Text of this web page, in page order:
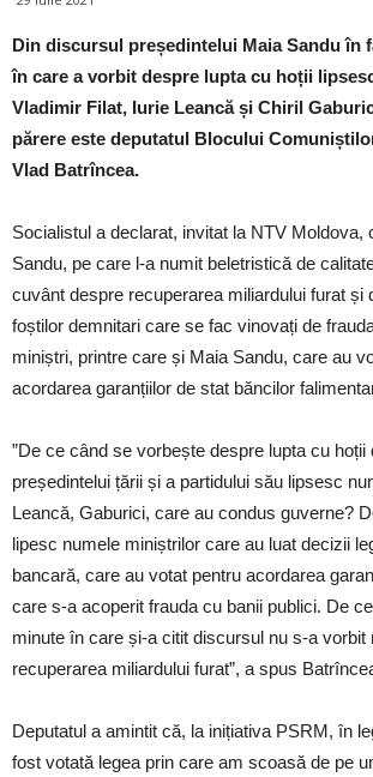
Din discursul președintelui Maia Sandu în
în care a vorbit despre lupta cu hoții
Vladimir Filat, Iurie Leancă și Chiril
părere este deputatul Blocului
Vlad Batrîncea.
Socialistul a declarat, invitat la NTV Moldova,
Sandu, pe care l-a numit beletristică de
cuvânt despre recuperarea miliardului furat și
foștilor demnitari care se fac vinovați de
miniștri, printre care și Maia Sandu, care au
acordarea garanțiilor de stat băncilor
”De ce când se vorbește despre lupta cu hoții
președintelui țării și a partidului său lipsesc
Leancă, Gaburici, care au condus guverne?
lipesc numele miniștrilor care au luat decizii
bancară, care au votat pentru acordarea
care s-a acoperit frauda cu banii publici. De
minute în care și-a citit discursul nu s-a vorbit
recuperarea miliardului furat”, a spus
Deputatul a amintit că, la inițiativa PSRM, în
fost votată legea prin care am scoasă de pe